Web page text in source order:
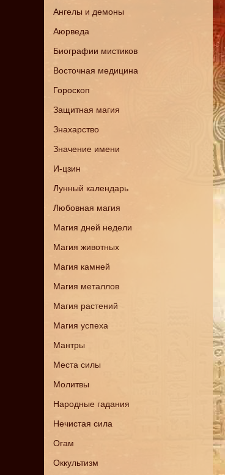
Ангелы и демоны
Аюрведа
Биографии мистиков
Восточная медицина
Гороскоп
Защитная магия
Знахарство
Значение имени
И-цзин
Лунный календарь
Любовная магия
Магия дней недели
Магия животных
Магия камней
Магия металлов
Магия растений
Магия успеха
Мантры
Места силы
Молитвы
Народные гадания
Нечистая сила
Огам
Оккультизм